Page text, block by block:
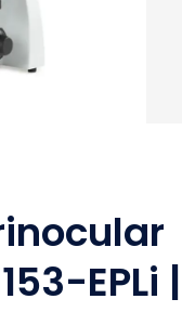
EPLi |